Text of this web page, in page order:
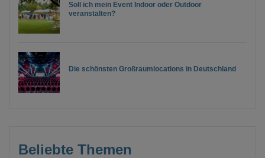
Soll ich mein Event Indoor oder Outdoor
veranstalten?
Die schönsten Großraumlocations in Deutschland
Beliebte Themen